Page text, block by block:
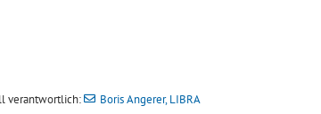
verantwortlich: Boris Angerer, LIBRA